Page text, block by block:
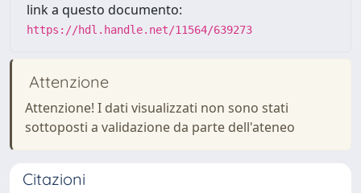
link a questo documento:
https://hdl.handle.net/11564/639273
Attenzione
Attenzione! I dati visualizzati non sono stati
sottoposti a validazione da parte dell'ateneo
Citazioni